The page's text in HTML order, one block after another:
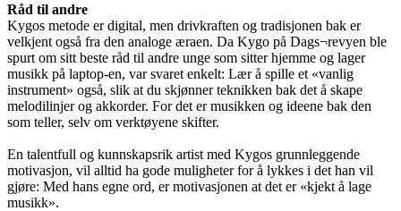
Råd til andre
Kygos metode er digital, men drivkraften og tradisjonen bak er
velkjent også fra den analoge æraen. Da Kygo på Dags¬revyen ble
spurt om sitt beste råd til andre unge som sitter hjemme og lager
musikk på laptop-en, var svaret enkelt: Lær å spille et «vanlig
instrument» også, slik at du skjønner teknikken bak det å skape
melodilinjer og akkorder. For det er musikken og ideene bak den
som teller, selv om verktøyene skifter.
En talentfull og kunnskapsrik artist med Kygos grunnleggende
motivasjon, vil alltid ha gode muligheter for å lykkes i det han vil
gjøre: Med hans egne ord, er motivasjonen at det er «kjekt å lage
musikk».